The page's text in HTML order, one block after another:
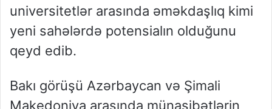
universitetlər arasında əməkdaşlıq kimi
yeni sahələrdə potensialın olduğunu
qeyd edib.
Bakı görüşü Azərbaycan və Şimali
Makedoniya arasında münasibətlərin